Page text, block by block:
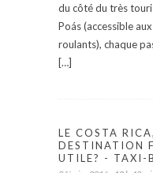
du côté du très
Poás (accessible
roulants), chaque
[…]
LE COSTA RICA,
DESTINATION
UTILE? - TAXI-